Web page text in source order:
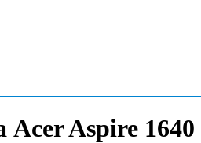
Acer Aspire 1640